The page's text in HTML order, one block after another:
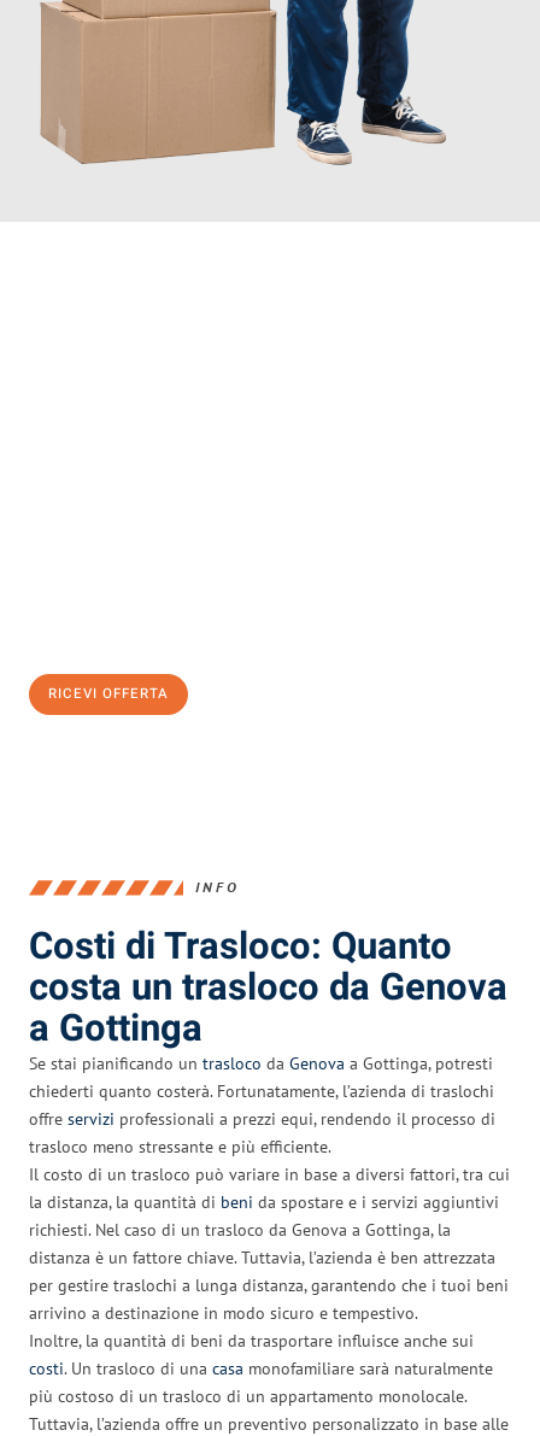
RICEVI OFFERTA
INFO
Costi di Trasloco: Quanto
costa un trasloco da Genova
a Gottinga
Se stai pianificando un trasloco da Genova a Gottinga, potresti
chiederti quanto costerà. Fortunatamente, l’azienda di traslochi
offre servizi professionali a prezzi equi, rendendo il processo di
trasloco meno stressante e più efficiente.
Il costo di un trasloco può variare in base a diversi fattori, tra cui
la distanza, la quantità di beni da spostare e i servizi aggiuntivi
richiesti. Nel caso di un trasloco da Genova a Gottinga, la
distanza è un fattore chiave. Tuttavia, l’azienda è ben attrezzata
per gestire traslochi a lunga distanza, garantendo che i tuoi beni
arrivino a destinazione in modo sicuro e tempestivo.
Inoltre, la quantità di beni da trasportare influisce anche sui
costi. Un trasloco di una casa monofamiliare sarà naturalmente
più costoso di un trasloco di un appartamento monolocale.
Tuttavia, l’azienda offre un preventivo personalizzato in base alle